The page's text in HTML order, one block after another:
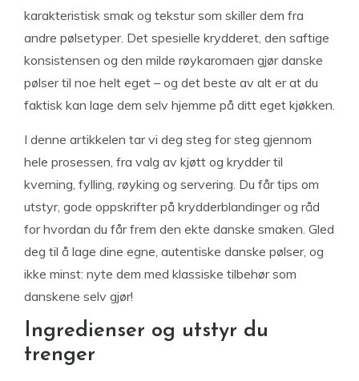
karakteristisk smak og tekstur som skiller dem fra
andre pølsetyper. Det spesielle krydderet, den saftige
konsistensen og den milde røykaromaen gjør danske
pølser til noe helt eget – og det beste av alt er at du
faktisk kan lage dem selv hjemme på ditt eget kjøkken.
I denne artikkelen tar vi deg steg for steg gjennom
hele prosessen, fra valg av kjøtt og krydder til
kverning, fylling, røyking og servering. Du får tips om
utstyr, gode oppskrifter på krydderblandinger og råd
for hvordan du får frem den ekte danske smaken. Gled
deg til å lage dine egne, autentiske danske pølser, og
ikke minst: nyte dem med klassiske tilbehør som
danskene selv gjør!
Ingredienser og utstyr du
trenger